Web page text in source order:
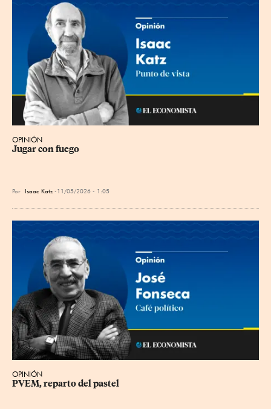
OPINIÓN
Jugar con fuego
Por Isaac Katz 11/05/2026 - 1:05
OPINIÓN
PVEM, reparto del pastel